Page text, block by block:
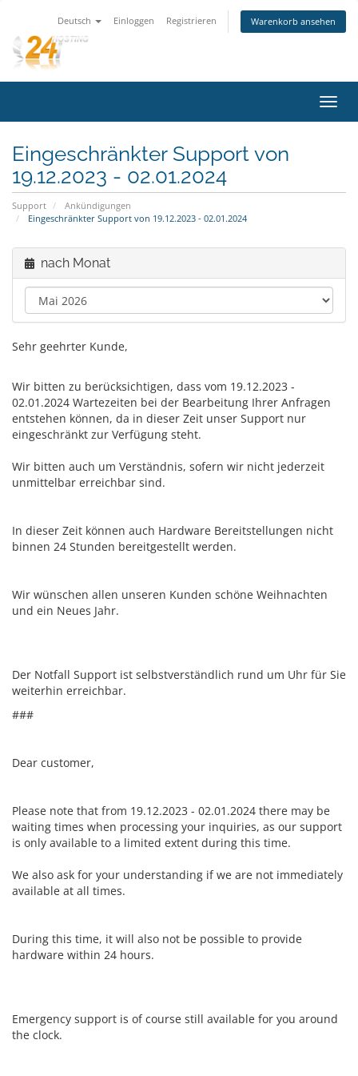
Deutsch Einloggen Registrieren Warenkorb ansehen
ein-/
Eingeschränkter Support von
19.12.2023 - 02.01.2024
Support
Ankündigungen
Eingeschränkter Support von 19.12.2023 - 02.01.2024
nach Monat
Sehr geehrter Kunde,
Wir bitten zu berücksichtigen, dass vom 19.12.2023 -
02.01.2024 Wartezeiten bei der Bearbeitung Ihrer Anfragen
entstehen können, da in dieser Zeit unser Support nur
eingeschränkt zur Verfügung steht.
Wir bitten auch um Verständnis, sofern wir nicht jederzeit
unmittelbar erreichbar sind.
In dieser Zeit können auch Hardware Bereitstellungen nicht
binnen 24 Stunden bereitgestellt werden.
Wir wünschen allen unseren Kunden schöne Weihnachten
und ein Neues Jahr.
Der Notfall Support ist selbstverständlich rund um Uhr für Sie
weiterhin erreichbar.
###
Dear customer,
Please note that from 19.12.2023 - 02.01.2024 there may be
waiting times when processing your inquiries, as our support
is only available to a limited extent during this time.
We also ask for your understanding if we are not immediately
available at all times.
During this time, it will also not be possible to provide
hardware within 24 hours.
Emergency support is of course still available for you around
the clock.